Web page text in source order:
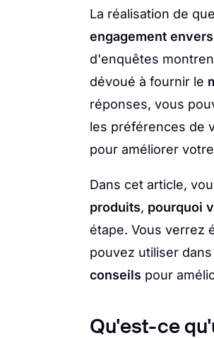
La réalisation de
engagement
d'enquêtes
dévoué à fournir le
réponses, vous
les préférences de
pour améliorer
Dans cet article,
produits, pourquoi
étape. Vous verrez
pouvez utiliser
conseils pour
Qu'est-ce